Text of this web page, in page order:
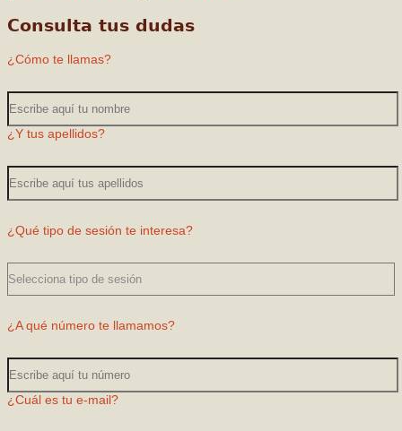
Consulta tus dudas
¿Cómo te llamas?
¿Y tus apellidos?
¿Qué tipo de sesión te interesa?
¿A qué número te llamamos?
¿Cuál es tu e-mail?